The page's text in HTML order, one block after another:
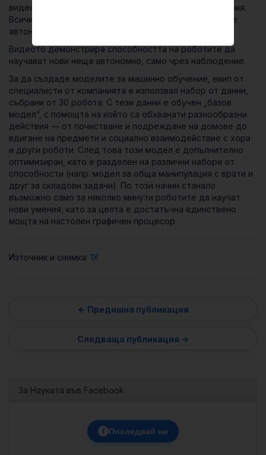
видеото, възпроизвеждане на скриптирана траектория.
Всичко се контролира чрез невронни мрежи, всичко е
автономно, всичко е с 1Х скорост
Видеото демонстрира способността на роботите да
научават нови неща автономно, само чрез наблюдение.
За да създаде моделите за машинно обучение, екип от
специалисти от компанията е използвал набор от данни,
събрани от 30 робота. С тези данни е обучен „базов
модел“, с помощта на който са обхванати разнообразни
действия — от почистване и подреждане на домове до
вдигане на предмети и социално взаимодействие с хора
и други роботи. След това този модел е допълнително
оптимизиран, като е разделен на различни набори от
способности (напр. модел за обща манипулация с врати и
друг за складови задачи). По този начин станало
възможно само за няколко минути роботите да научат
нови умения, като за целта е достатъчна единствено
мощта на настолен графичен процесор.
Източник и снимка: 1Х
За Науката във Facebook
f Последвай ни